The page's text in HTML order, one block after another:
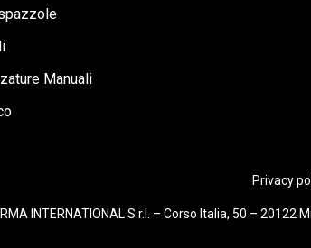
Manuali
Privacy
INTERNATIONAL S.r.l. – Corso Italia, 50 – 20122